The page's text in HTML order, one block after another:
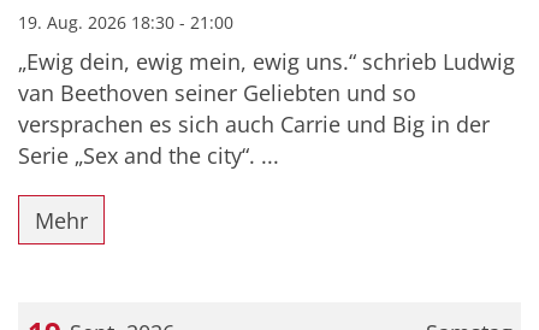
19. Aug. 2026 18:30 - 21:00
„Ewig dein, ewig mein, ewig uns.“ schrieb Ludwig
van Beethoven seiner Geliebten und so
versprachen es sich auch Carrie und Big in der
Serie „Sex and the city“. ...
Mehr